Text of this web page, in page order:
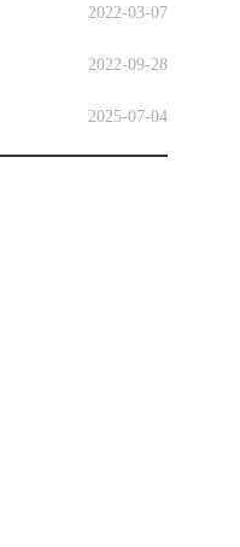
2022-03-07
2022-09-28
2025-07-04